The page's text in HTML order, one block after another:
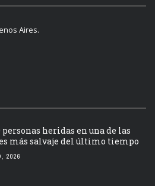
Aires.
personas heridas en una de las
más salvaje del último tiempo
2026